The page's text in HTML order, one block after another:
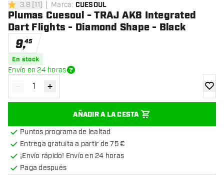
3.8 estrellas de puntuación
3.8 [11] Marca: CUESOUL
Plumas Cuesoul - TRAJ AK8 Integrated
Dart Flights - Diamond Shape - Black
9,45
En stock
Envío en 24 horas
Disminuir cantidad
- Aumentar cantidad
+
AÑADIR A LA CESTA
Puntos programa de lealtad
Entrega gratuita a partir de 75 €
¡Envío rápido! Envío en 24 horas
Paga después